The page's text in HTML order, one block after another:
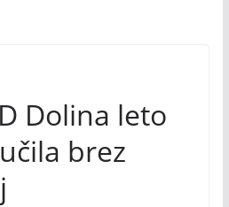
Dolina leto
brez